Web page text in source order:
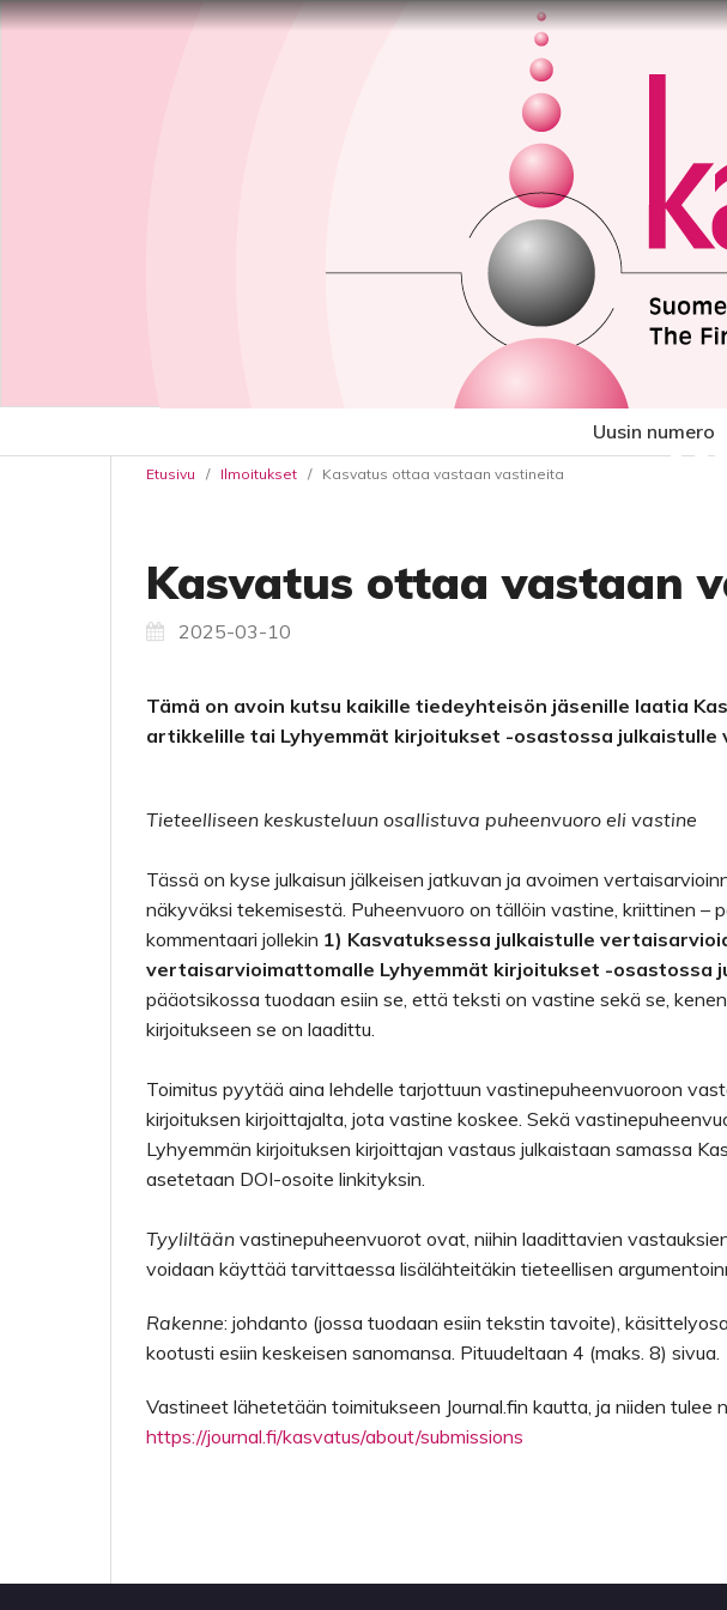
Uusin numero
Etusivu / Ilmoitukset / Kasvatus ottaa vastaan vastineita
Kasvatus ottaa vastaan
2025-03-10
Tämä on avoin kutsu kaikille tiedeyhteisön jäsenille laatia
artikkelille tai Lyhyemmät kirjoitukset -osastossa julkaistulle
Tieteelliseen keskusteluun osallistuva puheenvuoro eli vastine
Tässä on kyse julkaisun jälkeisen jatkuvan ja avoimen
näkyväksi tekemisestä. Puheenvuoro on tällöin vastine, kriittinen –
kommentaari jollekin 1) Kasvatuksessa julkaistulle
vertaisarvioimattomalle Lyhyemmät kirjoitukset -osastossa
pääotsikossa tuodaan esiin se, että teksti on vastine sekä se,
kirjoitukseen se on laadittu.
Toimitus pyytää aina lehdelle tarjottuun vastinepuheenvuoroon
kirjoituksen kirjoittajalta, jota vastine koskee. Sekä
Lyhyemmän kirjoituksen kirjoittajan vastaus julkaistaan samassa
asetetaan DOI-osoite linkityksin.
Tyyliltään vastinepuheenvuorot ovat, niihin laadittavien
voidaan käyttää tarvittaessa lisälähteitäkin tieteellisen
Rakenne: johdanto (jossa tuodaan esiin tekstin tavoite),
kootusti esiin keskeisen sanomansa. Pituudeltaan 4 (maks. 8) sivua.
Vastineet lähetetään toimitukseen Journal.fin kautta, ja niiden tulee
https://journal.fi/kasvatus/about/submissions